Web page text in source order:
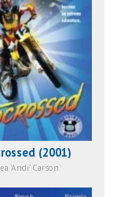
(2001)
'Andi' Carson